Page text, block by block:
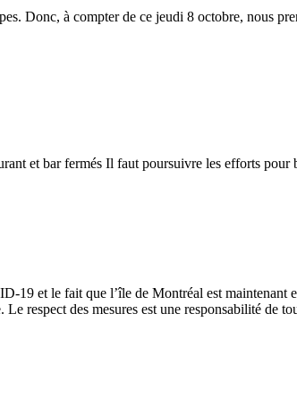
Donc, à compter de ce jeudi 8 octobre, nous
et bar fermés Il faut poursuivre les efforts
19 et le fait que l’île de Montréal est
respect des mesures est une responsabilité de